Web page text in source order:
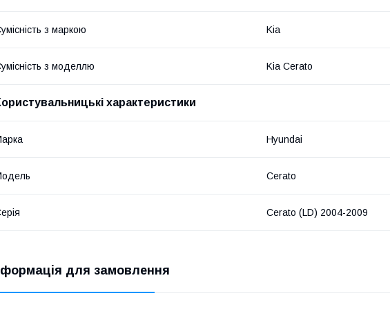
з маркою Kia
з моделлю Kia Cerato
характеристики
Hyundai
Cerato
Cerato (LD) 2004-2009
для замовлення